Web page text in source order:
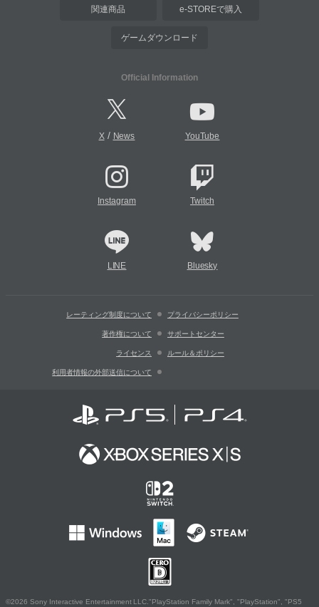
関連商品 e-STOREで購入
ゲームダウンロード
Official Information
X/ News YouTube
Instagram Twitch
LINE Bluesky
レーティング制度について プライバシーポリシー
著作権について サポートセンター
ライセンス ルール＆ポリシー
利用者情報の外部送信について
©2026 Sony Interactive Entertainment LLC."PlayStation Family Mark", "PlayStation", "PS5